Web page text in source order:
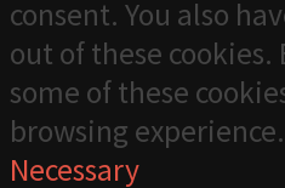
consent. You also
out of these
some of these
browsing experience.
Necessary